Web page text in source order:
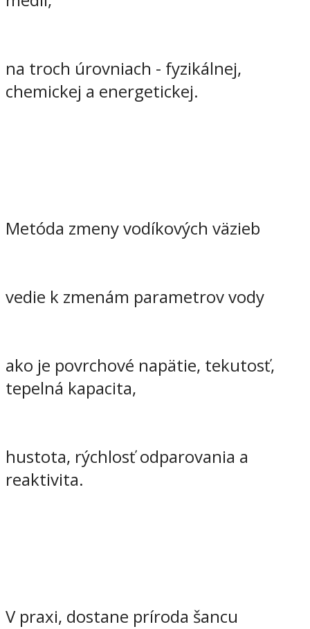
na troch úrovniach - fyzikálnej,
chemickej a energetickej.
Metóda zmeny vodíkových väzieb
vedie k zmenám parametrov vody
ako je povrchové napätie, tekutosť,
tepelná kapacita,
hustota, rýchlosť odparovania a
reaktivita.
V praxi, dostane príroda šancu